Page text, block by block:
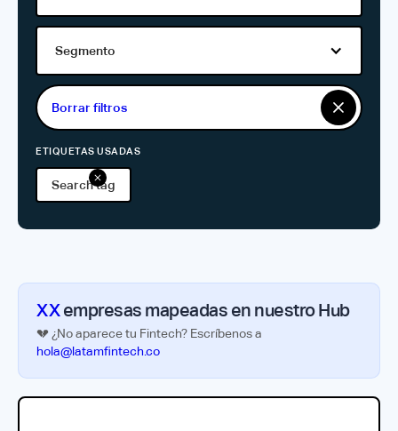
Segmento
Borrar filtros
ETIQUETAS USADAS
Search tag
XX empresas mapeadas en nuestro Hub
💔 ¿No aparece tu Fintech? Escríbenos a
hola@latamfintech.co